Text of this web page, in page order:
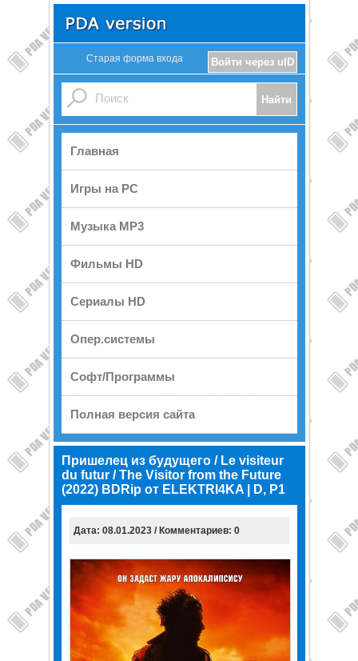
Войти через uID
Старая форма входа
Главная
Игры на PC
Музыка MP3
Фильмы HD
Сериалы HD
Опер.системы
Софт/Программы
Полная версия сайта
Пришелец из будущего / Le visiteur
du futur / The Visitor from the Future
(2022) BDRip от ELEKTRI4KA | D, P1
Дата: 08.01.2023 / Комментариев: 0